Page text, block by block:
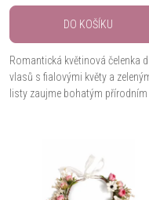
d
u
o
d
u
DO KOŠÍKU
Romantická květinová čelenka
vlasů s fialovými květy a
listy zaujme bohatým přírodním